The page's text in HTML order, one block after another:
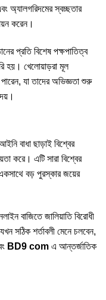
অ্যালগরিদমের স্বচ্ছতার
করেন।
প্রতি বিশেষ পক্ষপাতিত্ব
হয়। খেলোয়াড়রা মূল
যা তাদের অভিজ্ঞতা শুরু
বাধা ছাড়াই বিশ্বের
করে। এটি সারা বিশ্বের
বড় পুরস্কার জয়ের
বাজিতে জালিয়াতি বিরোধী
সঠিক শর্তাবলী মেনে চলবেন,
BD9 com এ আন্তর্জাতিক